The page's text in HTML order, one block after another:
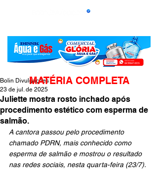
Juliette mostra rosto inchado após
procedimento estético com esperma de
salmão.
Bolin Divulgações
23 de jul. de 2025
A cantora passou pelo procedimento
chamado PDRN, mais conhecido como
esperma de salmão e mostrou o resultado
nas redes sociais, nesta quarta-feira (23/7).
MATÉRIA COMPLETA